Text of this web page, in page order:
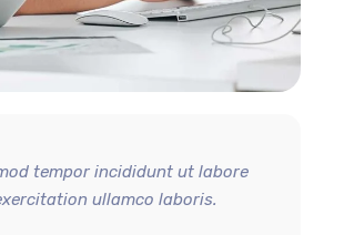
tempor incididunt ut labore
ullamco laboris.